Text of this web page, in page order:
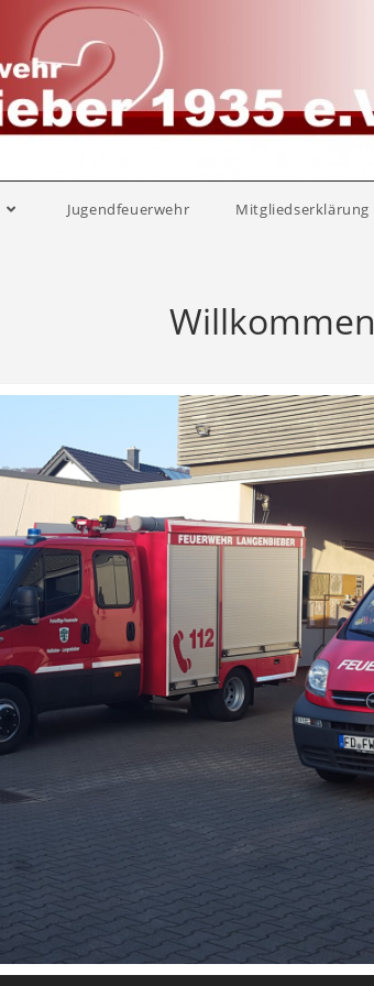
Jugendfeuerwehr Mitgliedserklärung
Willkommen